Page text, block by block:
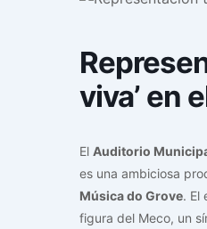
viva’ en
El Auditorio
es una ambiciosa
Música do Grove. El
figura del Meco, un